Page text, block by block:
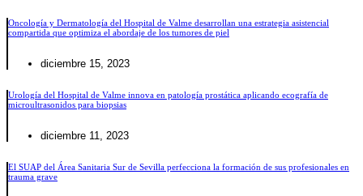
Oncología y Dermatología del Hospital de Valme desarrollan una estrategia asistencial
compartida que optimiza el abordaje de los tumores de piel
diciembre 15, 2023
Urología del Hospital de Valme innova en patología prostática aplicando ecografía de
microultrasonidos para biopsias
diciembre 11, 2023
El SUAP del Área Sanitaria Sur de Sevilla perfecciona la formación de sus profesionales en
trauma grave